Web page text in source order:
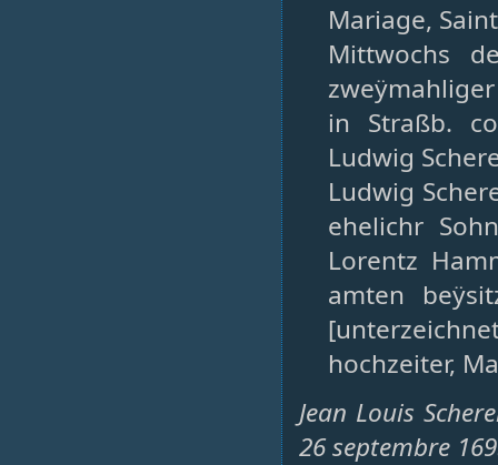
Mariage,
Mittwochs
in Straßb.
Ludwig
Ludwig
ehelichr
Lorentz
amten
hochzeiter,
Jean Louis
26 septembre